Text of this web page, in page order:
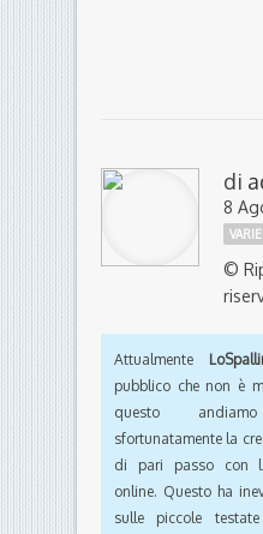
di
8
VARIE
©
Attualmente
pubblico che non è
questo
sfortunatamente la
di pari passo con
online. Questo ha
sulle piccole